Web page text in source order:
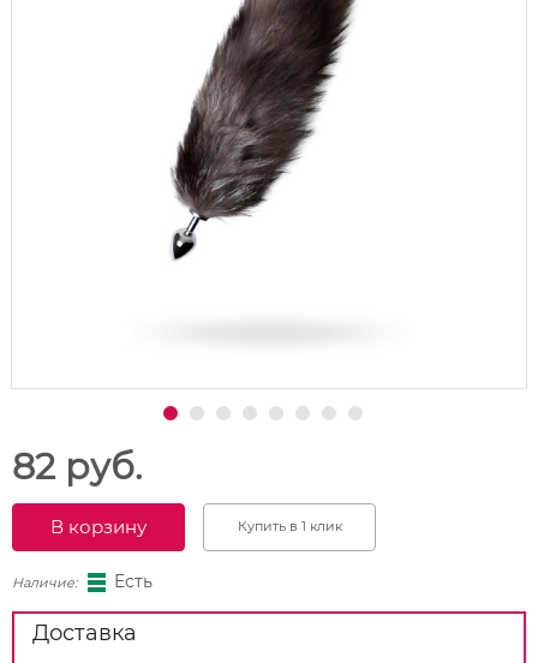
82 руб.
В корзину Купить в 1 клик
Наличие: Есть
Доставка